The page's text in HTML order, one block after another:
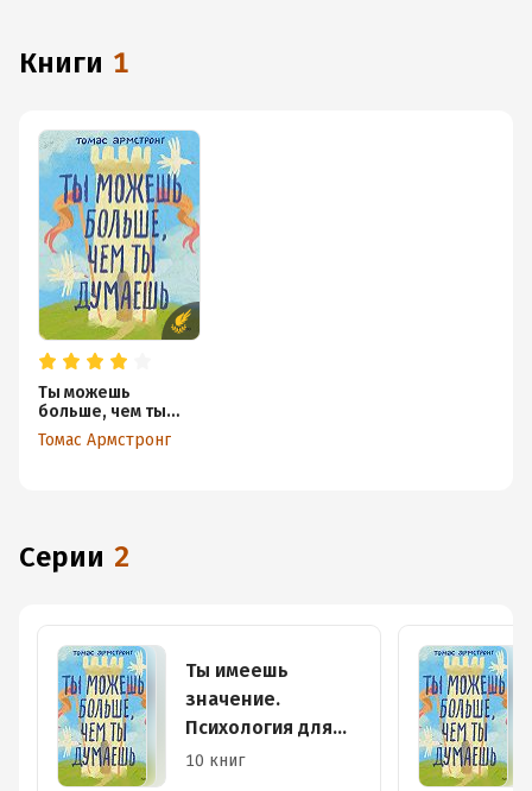
книги 1
Ты можешь
больше, чем ты
думаешь
Томас Армстронг
Серии 2
Ты имеешь
значение.
Психология для
современных
10 книг